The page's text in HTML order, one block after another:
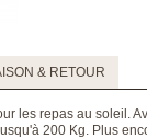
& RETOUR
les repas au soleil.
200 Kg. Plus